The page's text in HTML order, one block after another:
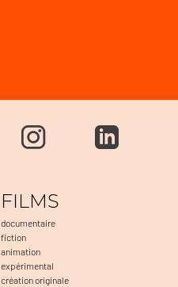
FILMS
documentaire
fiction
animation
expérimental
création originale